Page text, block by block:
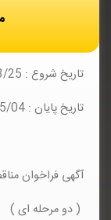
تاریخ شروع : 1405/03/25
تاریخ پایان : 1405/05/04
آگهی فراخوان
( دو مرحله ای )